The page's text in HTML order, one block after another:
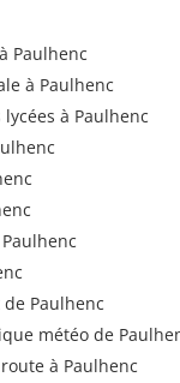
Paulhenc
à Paulhenc
à Paulhenc
Paulhenc
météo de
à Paulhenc